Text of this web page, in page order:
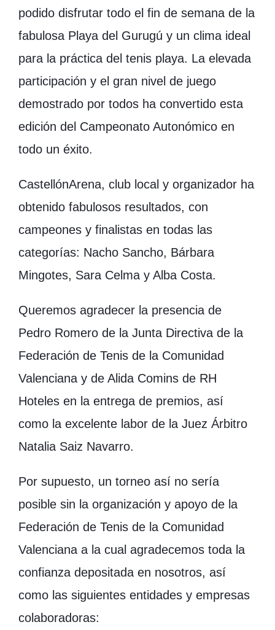
podido disfrutar todo el fin de semana de la
fabulosa Playa del Gurugú y un clima ideal
para la práctica del tenis playa. La elevada
participación y el gran nivel de juego
demostrado por todos ha convertido esta
edición del Campeonato Autonómico en
todo un éxito.
CastellónArena, club local y organizador ha
obtenido fabulosos resultados, con
campeones y finalistas en todas las
categorías: Nacho Sancho, Bárbara
Mingotes, Sara Celma y Alba Costa.
Queremos agradecer la presencia de
Pedro Romero de la Junta Directiva de la
Federación de Tenis de la Comunidad
Valenciana y de Alida Comins de RH
Hoteles en la entrega de premios, así
como la excelente labor de la Juez Árbitro
Natalia Saiz Navarro.
Por supuesto, un torneo así no sería
posible sin la organización y apoyo de la
Federación de Tenis de la Comunidad
Valenciana a la cual agradecemos toda la
confianza depositada en nosotros, así
como las siguientes entidades y empresas
colaboradoras: